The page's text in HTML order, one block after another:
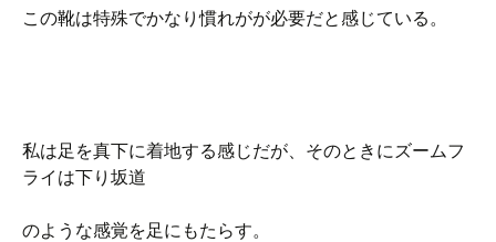
この靴は特殊でかなり慣れがが必要だと感じている。
私は足を真下に着地する感じだが、そのときにズームフ
ライは下り坂道
のような感覚を足にもたらす。